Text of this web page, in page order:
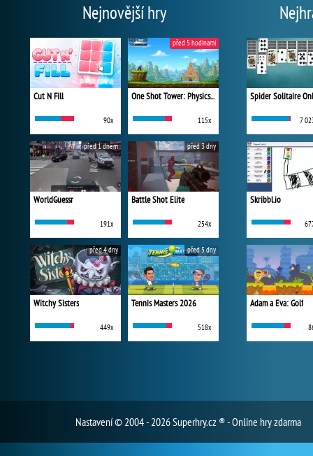
Nejnovější hry
Cut N Fill
90x
One Shot Tower: Physics Destroyer
115x
před 5 hodinami
WorldGuessr
191x
před 1 dnem
Battle Shot Elite
254x
před 3 dny
Witchy Sisters
449x
před 4 dny
Tennis Masters 2026
518x
před 5 dny
Spider Solitaire
7
Skribbl.io
Adam a Eva: Golf
Nastavení© 2004 - 2026 Superhry.cz ® - Online hry zdarma